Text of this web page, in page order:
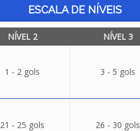
ESCALA DE NÍVEIS
NÍVEL 2 NÍVEL 3
1 - 2 gols 3 - 5 gols
21 - 25 gols 26 - 30 gols